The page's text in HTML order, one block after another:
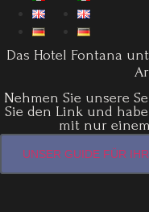
Das Hotel Fontana
Nehmen Sie unsere
Sie den Link und
mit nur
UNSER GUIDE FÜR